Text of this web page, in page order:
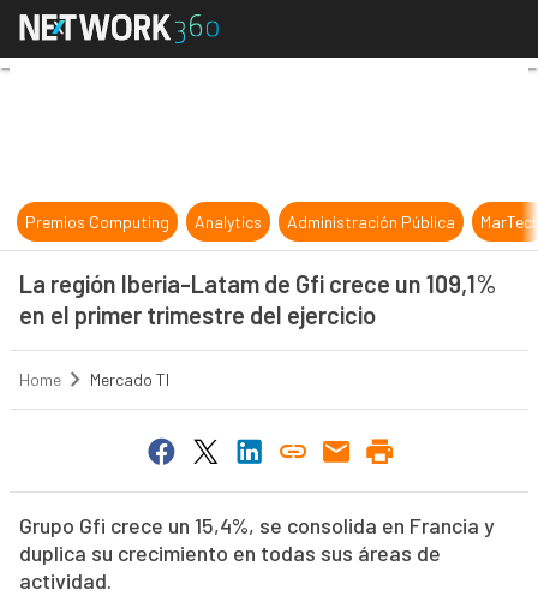
La región Iberia-Latam de Gfi
Premios Computing Analytics Administración Pública
La región Iberia-Latam de Gfi crece un 109,1%
en el primer trimestre del ejercicio
Home Mercado TI
Grupo Gfi crece un 15,4%, se consolida en Francia y
duplica su crecimiento en todas sus áreas de
actividad.